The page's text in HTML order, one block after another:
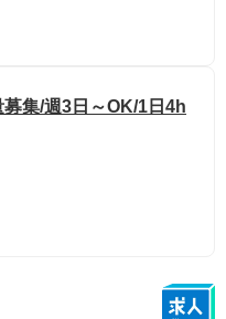
集/週3日～OK/1日4h